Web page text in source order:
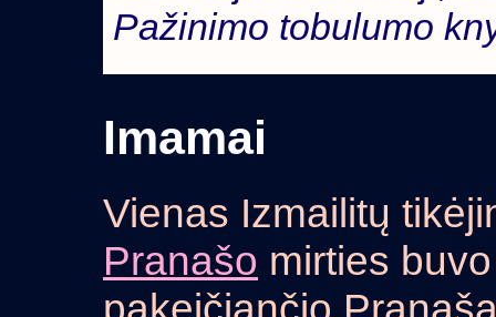
Pažinimo tobulumo
Imamai
Vienas Izmailitų
Pranašo mirties
pakeičiančio